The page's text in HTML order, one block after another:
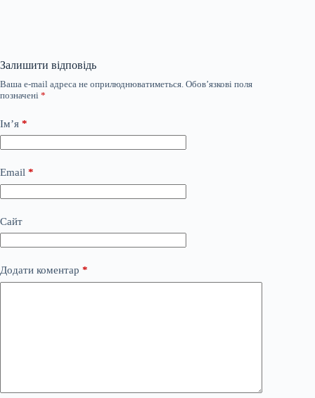
Залишити відповідь
Ваша e-mail адреса не оприлюднюватиметься. Обов’язкові поля
позначені *
Ім’я *
Email *
Сайт
Додати коментар *